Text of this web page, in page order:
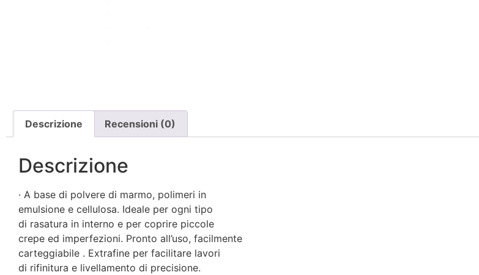
Descrizione Recensioni (0)
Descrizione
· A base di polvere di marmo, polimeri in
emulsione e cellulosa. Ideale per ogni tipo
di rasatura in interno e per coprire piccole
crepe ed imperfezioni. Pronto all’uso, facilmente
carteggiabile . Extrafine per facilitare lavori
di rifinitura e livellamento di precisione.